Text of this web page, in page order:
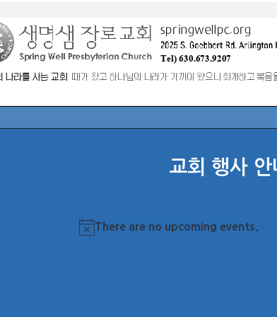
교회 행사 안
Notice
There are no upcoming events.